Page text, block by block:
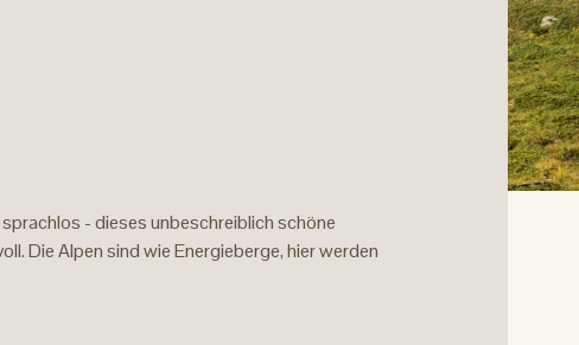
- dieses unbeschreiblich schöne
Die Alpen sind wie Energieberge, hier werden